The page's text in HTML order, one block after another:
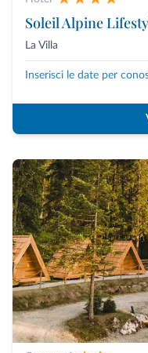
Soleil Alpine
La Villa
Inserisci le date per